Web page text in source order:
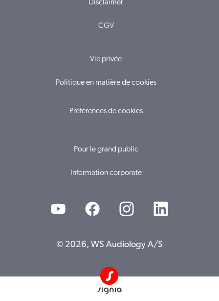
Disclaimer
CGV
Vie privée
Politique en matière de cookies
Préférences de cookies
Pour le grand public
Information corporate
© 2026, WS Audiology A/S